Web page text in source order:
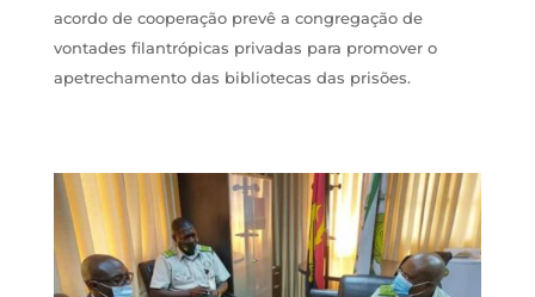
acordo de cooperação prevê a congregação de
vontades filantrópicas privadas para promover o
apetrechamento das bibliotecas das prisões.